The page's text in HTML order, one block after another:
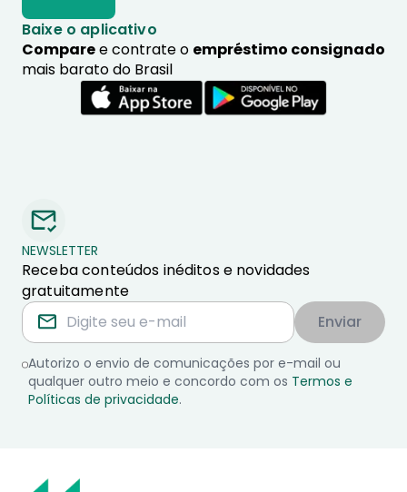
Baixe o aplicativo
Comparee contrate o empréstimo consignado
mais barato do Brasil
NEWSLETTER
Receba conteúdos inéditos e novidades
gratuitamente
Enviar
Autorizo o envio de comunicações por e-mail ou
qualquer outro meio e concordo com os Termos e
Políticas de privacidade.